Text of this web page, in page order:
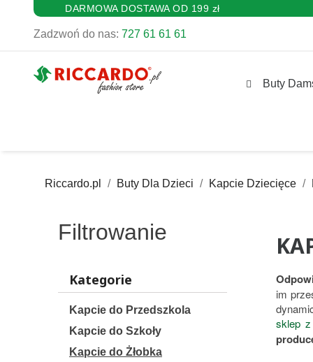
DARMOWA DOSTAWA OD 199 zł
Zadzwoń do nas: 727 61 61 61
Buty
Riccardo.pl Buty Dla Dzieci Kapcie Dziecięce
Filtrowanie
Kategorie
Kapcie do Przedszkola
Kapcie do Szkoły
Kapcie do Żłobka
im
sklep